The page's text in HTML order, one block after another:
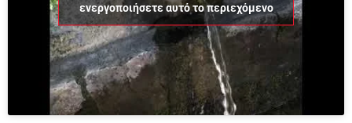
ενεργοποιήσετε αυτό το περιεχόμενο